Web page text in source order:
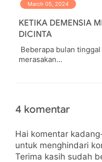
March 05, 2024
KETIKA DEMENSIA
DICINTA
Beberapa bulan
merasakan...
4 komentar
Hai komentar
untuk menghindari
Terima kasih sudah